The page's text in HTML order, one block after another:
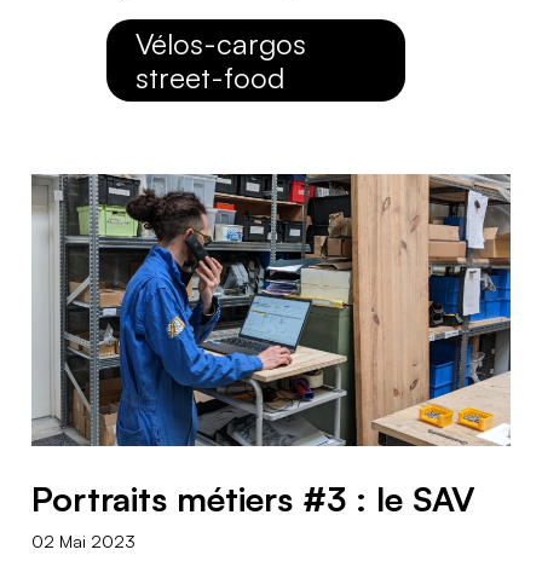
Vélos-cargos
street-food
Portraits métiers #3 : le SAV
02 Mai 2023